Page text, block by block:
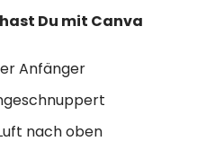
Du mit Canva
Anfänger
nach oben